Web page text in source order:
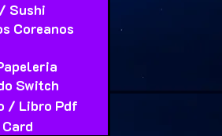
Sushi
Coreanos
Switch
/ Libro Pdf